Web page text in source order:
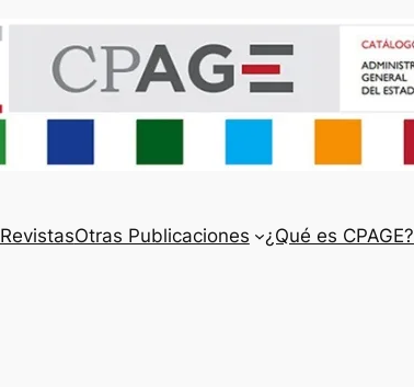
RevistasOtras Publicaciones ¿Qué es CPAGE?